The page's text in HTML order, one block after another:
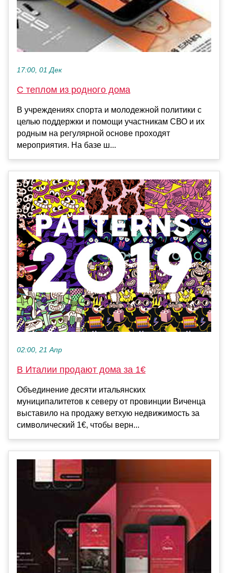
17:00, 01 Дек
С теплом из родного дома
В учреждениях спорта и молодежной политики с
целью поддержки и помощи участникам СВО и их
родным на регулярной основе проходят
мероприятия. На базе ш...
02:00, 21 Апр
В Италии продают дома за 1€
Объединение десяти итальянских
муниципалитетов к северу от провинции Виченца
выставило на продажу ветхую недвижимость за
символический 1€, чтобы верн...